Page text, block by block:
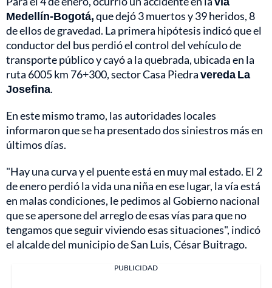
Medellín-Bogotá,que dejó 3 muertos y 39 heridos, 8
de ellos de gravedad. La primera hipótesis indicó que el
conductor del bus perdió el control del vehículo de
transporte público y cayó a la quebrada, ubicada en la
ruta 6005 km 76+300, sector Casa Piedravereda La
Josefina.
En este mismo tramo, las autoridades locales
informaron que se ha presentado dos siniestros más en
últimos días.
"Hay una curva y el puente está en muy mal estado. El 2
de enero perdió la vida una niña en ese lugar, la vía está
en malas condiciones, le pedimos al Gobierno nacional
que se apersone del arreglo de esas vías para que no
tengamos que seguir viviendo esas situaciones", indicó
el alcalde del municipio de San Luis, César Buitrago.
PUBLICIDAD